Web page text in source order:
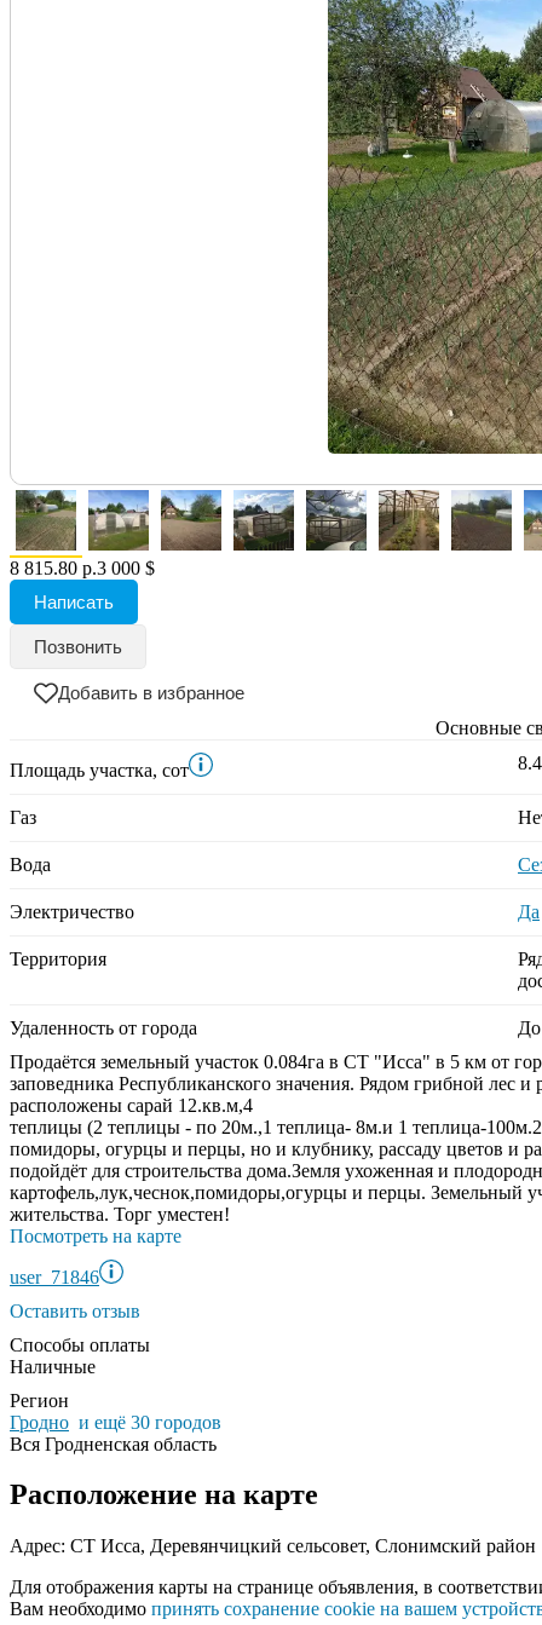
8 815.80 р.3 000 $
Написать
Позвонить
Добавить в избранное
Основные
Площадь участка, сот 8.4
Газ
Вода
Электричество Да
Территория
Удаленность от города
Продаётся земельный участок 0.084га в СТ "Исса" в 5 км от
заповедника Республиканского значения. Рядом грибной лес
расположены сарай 12.кв.м,4
теплицы (2 теплицы - по 20м.,1 теплица- 8м.и 1 теплица-
помидоры, огурцы и перцы, но и клубнику, рассаду цветов и
подойдёт для строительства дома.Земля ухоженная и
картофель,лук,чеснок,помидоры,огурцы и перцы. Земельный
жительства. Торг уместен!
Посмотреть на карте
user_71846
Оставить отзыв
Способы оплаты
Наличные
Регион
Гродно и ещё 30 городов
Вся Гродненская область
Расположение на карте
Адрес: СТ Исса, Деревянчицкий сельсовет, Слонимский район
Для отображения карты на странице объявления, в
Вам необходимо принять сохранение cookie на вашем